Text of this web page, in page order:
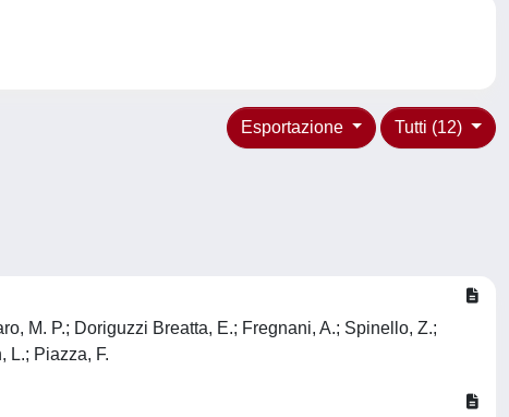
Tutti (12)
Esportazione
M. P.; Doriguzzi Breatta, E.; Fregnani, A.; Spinello, Z.;
L.; Piazza, F.